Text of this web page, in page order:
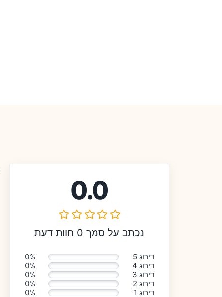
0.0
נכתב על סמך 0 חוות דעת
דירוג 5
0%
דירוג 4
0%
דירוג 3
0%
דירוג 2
0%
דירוג 1
0%